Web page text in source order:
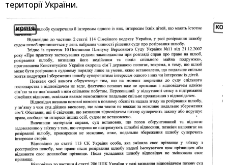
території України.